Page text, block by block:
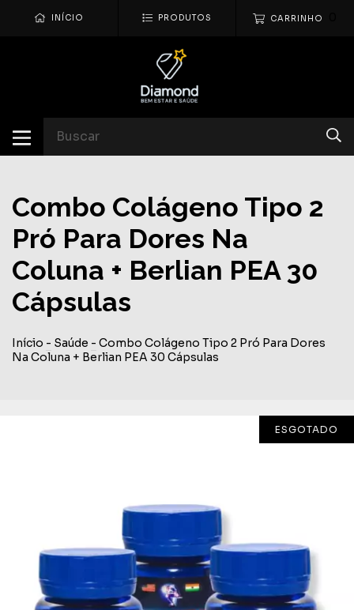
INÍCIO PRODUTOS CARRINHO
Combo Colágeno Tipo 2
Pró Para Dores Na
Coluna + Berlian PEA 30
Cápsulas
Início - Saúde - Combo Colágeno Tipo 2 Pró Para Dores
Na Coluna + Berlian PEA 30 Cápsulas
ESGOTADO